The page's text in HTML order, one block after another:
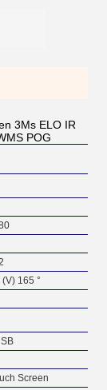
3Ms ELO IR
POG
165 °
Screen